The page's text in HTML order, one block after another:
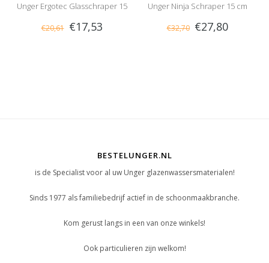
Unger Ergotec Glasschraper 15
cm
€20,61 €17,53
Unger Ninja Schraper 15 cm
Compleet
€32,70 €27,80
BESTELUNGER.NL
is de Specialist voor al uw Unger glazenwassersmaterialen!
Sinds 1977 als familiebedrijf actief in de schoonmaakbranche.
Kom gerust langs in een van onze winkels!
Ook particulieren zijn welkom!